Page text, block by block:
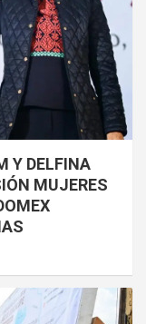
Y DELFINA
MUJERES